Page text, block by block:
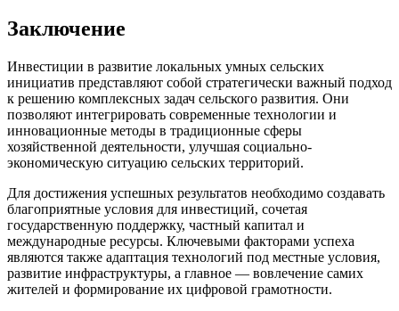
Заключение
Инвестиции в развитие локальных умных сельских
инициатив представляют собой стратегически важный подход
к решению комплексных задач сельского развития. Они
позволяют интегрировать современные технологии и
инновационные методы в традиционные сферы
хозяйственной деятельности, улучшая социально-
экономическую ситуацию сельских территорий.
Для достижения успешных результатов необходимо создавать
благоприятные условия для инвестиций, сочетая
государственную поддержку, частный капитал и
международные ресурсы. Ключевыми факторами успеха
являются также адаптация технологий под местные условия,
развитие инфраструктуры, а главное — вовлечение самих
жителей и формирование их цифровой грамотности.